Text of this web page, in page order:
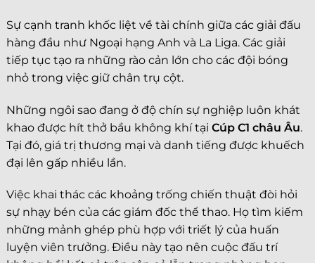
Sự cạnh tranh khốc liệt về tài chính giữa các giải đấu
hàng đầu như Ngoại hạng Anh và La Liga. Các giải
tiếp tục tạo ra những rào cản lớn cho các đội bóng
nhỏ trong việc giữ chân trụ cột.
Những ngôi sao đang ở độ chín sự nghiệp luôn khát
khao được hít thở bầu không khí tại Cúp C1 châu Âu.
Tại đó, giá trị thương mại và danh tiếng được khuếch
đại lên gấp nhiều lần.
Việc khai thác các khoảng trống chiến thuật đòi hỏi
sự nhạy bén của các giám đốc thể thao. Họ tìm kiếm
những mảnh ghép phù hợp với triết lý của huấn
luyện viên trưởng. Điều này tạo nên cuộc đấu trí